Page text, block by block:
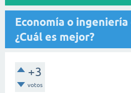
Economía o
¿Cuál es mejor?
+3
votos